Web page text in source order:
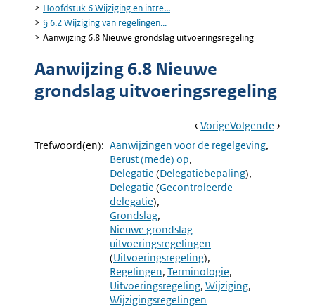
Hoofdstuk 6 Wijziging en intre...
§ 6.2 Wijziging van regelingen...
Aanwijzing 6.8 Nieuwe grondslag uitvoeringsregeling
Aanwijzing 6.8 Nieuwe
grondslag uitvoeringsregeling
Book
Navigation
Ga
Naar
VorigePagina:
Aanwijzing
6.7
Wijziging
Van
Opschrift
Ga
Naar
Volgende Pagina:
Trefwoord(en): Aanwijzingen voor de regelgeving
Berust (mede) op
Delegatie (Delegatiebepaling)
Delegatie (Gecontroleerde
delegatie)
Grondslag
Nieuwe grondslag
uitvoeringsregelingen
(Uitvoeringsregeling)
Regelingen Terminologie
Uitvoeringsregeling Wijziging
Wijzigingsregelingen